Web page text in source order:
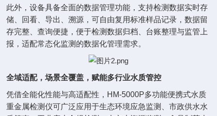
此外，设备具备全面的数据管理功能，支持检测数据实时存
储、回看、导出、溯源，可自由复用标准样品记录，数据留
存完整、查询便捷，便于检测数据归档、台账整理与监管上
报，适配常态化监测的数据化管理需求。
全域适配，场景全覆盖，赋能多行业水质管控
凭借全能化性能与高适配性，HM-5000P多功能便携式水质
重金属检测仪可广泛应用于生态环境应急监测、市政供水水